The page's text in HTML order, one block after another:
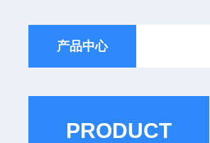
产品中心
PRODUCT